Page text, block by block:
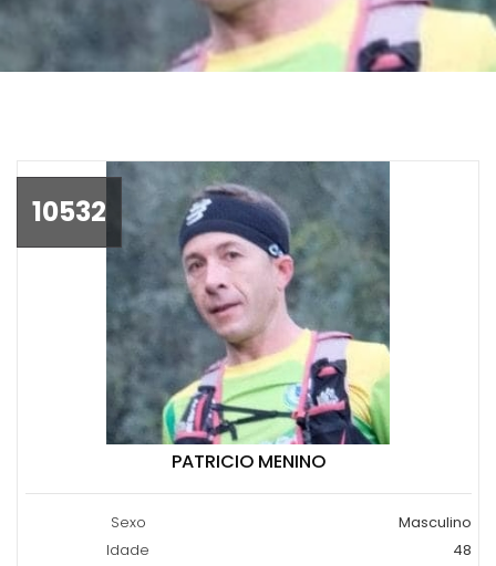
10532
PATRICIO MENINO
Sexo
Masculino
Idade
48